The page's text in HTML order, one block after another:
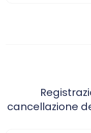
cancellazione